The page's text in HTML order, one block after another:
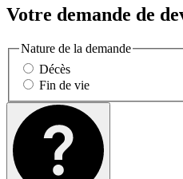
Votre demande de
Nature de la demande
Décès
Fin de vie